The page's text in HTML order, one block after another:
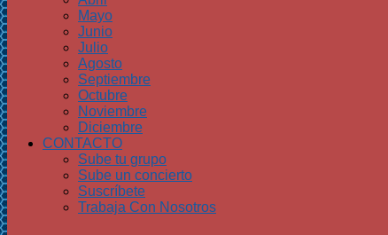
Mayo
Junio
Julio
Agosto
Septiembre
Octubre
Noviembre
Diciembre
CONTACTO
Sube tu grupo
Sube un concierto
Suscríbete
Trabaja Con Nosotros